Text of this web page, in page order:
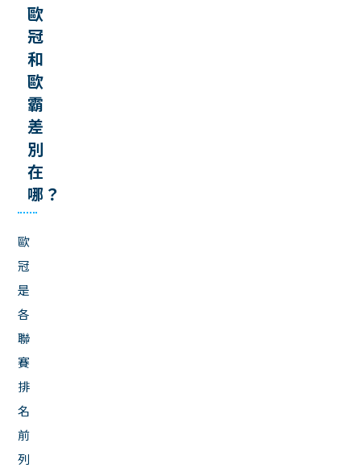
歐
冠
和
歐
霸
差
別
在
哪？
歐
冠
是
各
聯
賽
排
名
前
列